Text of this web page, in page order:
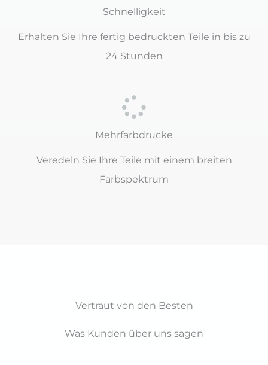
Schnelligkeit
Erhalten Sie Ihre fertig bedruckten Teile in bis zu
24 Stunden
Mehrfarbdrucke
Veredeln Sie Ihre Teile mit einem breiten
Farbspektrum
Vertraut von den Besten
Was Kunden über uns sagen